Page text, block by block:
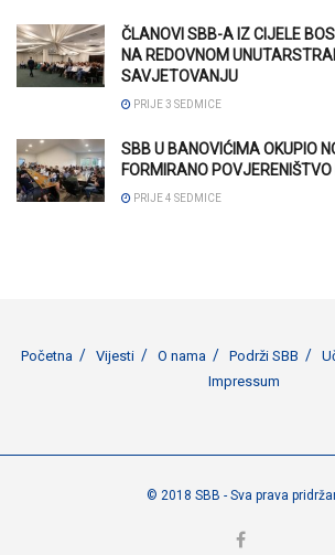
ČLANOVI SBB-A IZ CIJELE
NA REDOVNOM
SAVJETOVANJU
PRIJE 3 SEDMICE
SBB U BANOVIĆIMA OKUPIO
FORMIRANO
PRIJE 4 SEDMICE
Početna Vijesti O nama Podrži SBB
Impressum
© 2018 SBB - Sva prava